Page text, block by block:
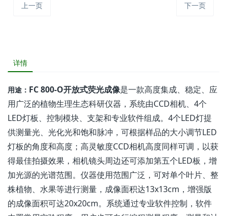
上一页 下一页
详情
用途： FC 800-O开放式荧光成像是一款高度集成、稳定、应
用广泛的植物生理生态科研仪器，系统由CCD相机、4个
LED灯板、控制模块、支架和专业软件组成。4个LED灯提
供测量光、光化光和饱和脉冲，可根据样品的大小调节LED
灯板的角度和高度；高灵敏度CCD相机高度同样可调，以获
得最佳拍摄效果，相机镜头周边还可添加第五个LED板，增
加光源的光谱范围。仪器使用范围广泛，可对单个叶片、整
株植物、水果等进行测量，成像面积达13x13cm，增强版
的成像面积可达20x20cm。系统通过专业软件控制，软件